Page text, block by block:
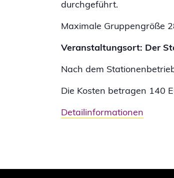
durchgeführt.
Maximale Gruppengröße
Veranstaltungsort: Der
Nach dem
Die Kosten betragen 140
Detailinformationen